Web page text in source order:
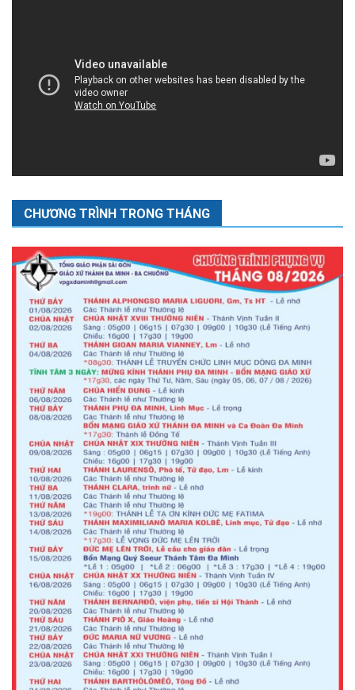
CHƯƠNG TRÌNH TRONG THÁNG